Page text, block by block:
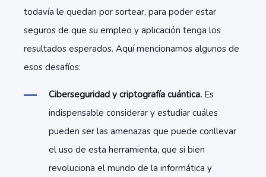
todavía le quedan por sortear, para poder estar
seguros de que su empleo y aplicación tenga los
resultados esperados. Aquí mencionamos algunos de
esos desafíos:
Ciberseguridad y criptografía cuántica. Es
indispensable considerar y estudiar cuáles
pueden ser las amenazas que puede conllevar
el uso de esta herramienta, que si bien
revoluciona el mundo de la informática y